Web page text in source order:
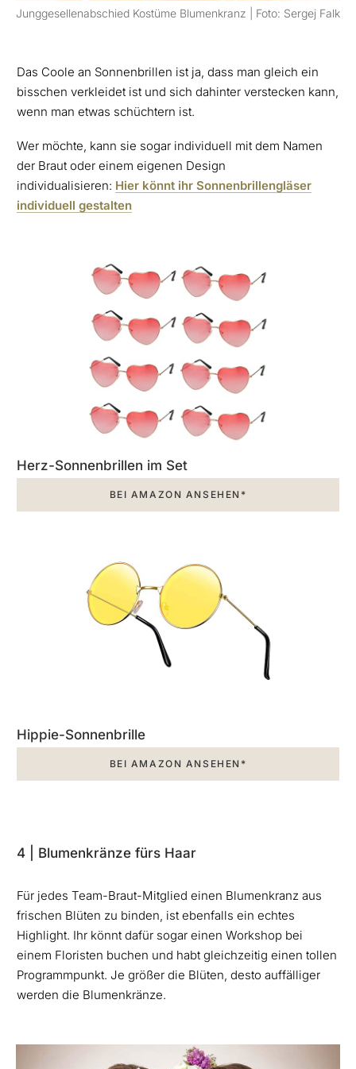
Junggesellenabschied Kostüme Blumenkranz | Foto: Sergej Falk
Das Coole an Sonnenbrillen ist ja, dass man gleich ein
bisschen verkleidet ist und sich dahinter verstecken kann,
wenn man etwas schüchtern ist.
Wer möchte, kann sie sogar individuell mit dem Namen
der Braut oder einem eigenen Design
individualisieren: Hier könnt ihr Sonnenbrillengläser
individuell gestalten
Herz-Sonnenbrillen im Set
BEI AMAZON ANSEHEN*
Hippie-Sonnenbrille
BEI AMAZON ANSEHEN*
4 | Blumenkränze fürs Haar
Für jedes Team-Braut-Mitglied einen Blumenkranz aus
frischen Blüten zu binden, ist ebenfalls ein echtes
Highlight. Ihr könnt dafür sogar einen Workshop bei
einem Floristen buchen und habt gleichzeitig einen tollen
Programmpunkt. Je größer die Blüten, desto auffälliger
werden die Blumenkränze.